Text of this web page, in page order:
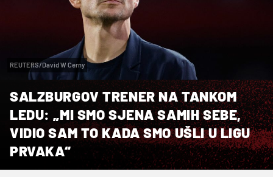
REUTERS/David W Cerny
SALZBURGOV TRENER NA TANKOM
LEDU: „MI SMO SJENA SAMIH SEBE,
VIDIO SAM TO KADA SMO UŠLI U LIGU
PRVAKA“